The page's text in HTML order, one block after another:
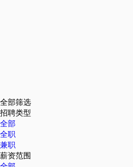
全部筛选
招聘类型
全部
全职
兼职
薪资范围